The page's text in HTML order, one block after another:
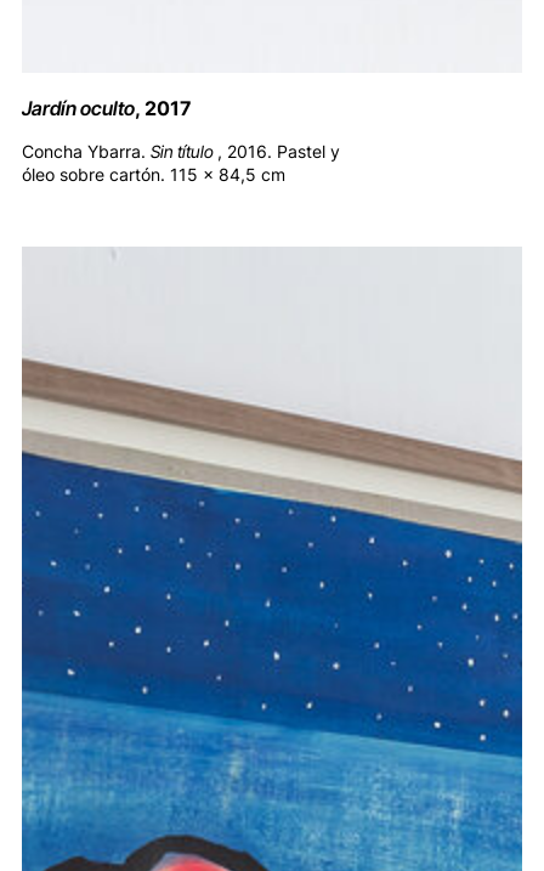
Jardín oculto, 2017
Concha Ybarra. Sin título , 2016. Pastel y
óleo sobre cartón. 115 x 84,5 cm